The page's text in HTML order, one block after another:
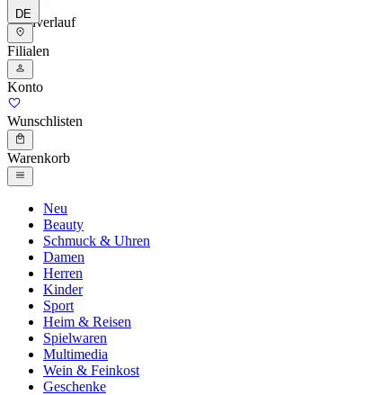
Suchverlauf
DE
Filialen
Konto
Wunschlisten
Warenkorb
Neu
Beauty
Schmuck & Uhren
Damen
Herren
Kinder
Sport
Heim & Reisen
Spielwaren
Multimedia
Wein & Feinkost
Geschenke